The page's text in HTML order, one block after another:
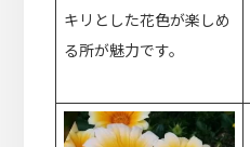
キリとした花色が楽しめ
る所が魅力です。